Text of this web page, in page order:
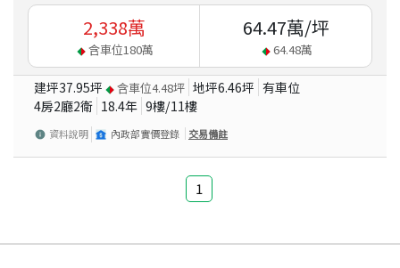
2,338萬
含車位180萬
64.47萬/坪
64.48萬
建坪37.95坪 含車位4.48坪 地坪6.46坪 有車位
4房2廳2衛 18.4年 9樓/11樓
資料說明 內政部實價登錄 交易備註
1